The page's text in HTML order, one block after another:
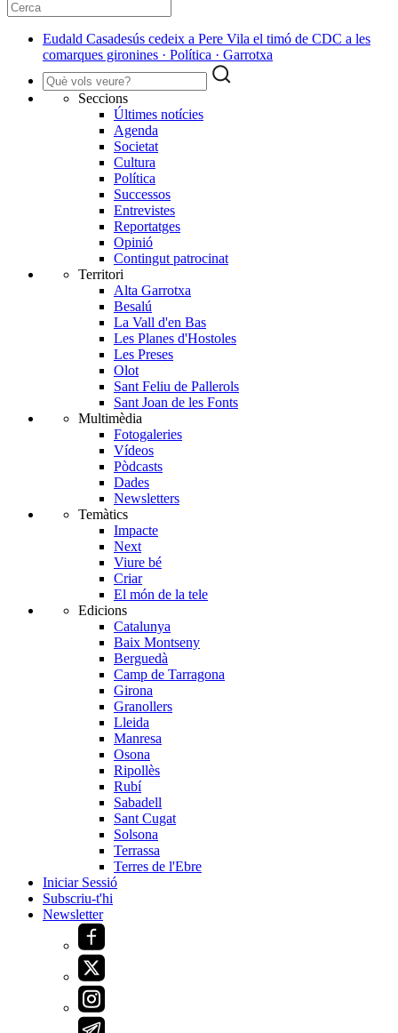
Eudald Casadesús cedeix a Pere Vila el timó de CDC a les
comarques gironines · Política · Garrotxa
Seccions
Últimes notícies
Agenda
Societat
Cultura
Política
Successos
Entrevistes
Reportatges
Opinió
Contingut patrocinat
Territori
Alta Garrotxa
Besalú
La Vall d'en Bas
Les Planes d'Hostoles
Les Preses
Olot
Sant Feliu de Pallerols
Sant Joan de les Fonts
Multimèdia
Fotogaleries
Vídeos
Pòdcasts
Dades
Newsletters
Temàtics
Impacte
Next
Viure bé
Criar
El món de la tele
Edicions
Catalunya
Baix Montseny
Berguedà
Camp de Tarragona
Girona
Granollers
Lleida
Manresa
Osona
Ripollès
Rubí
Sabadell
Sant Cugat
Solsona
Terrassa
Terres de l'Ebre
Iniciar Sessió
Subscriu-t'hi
Newsletter